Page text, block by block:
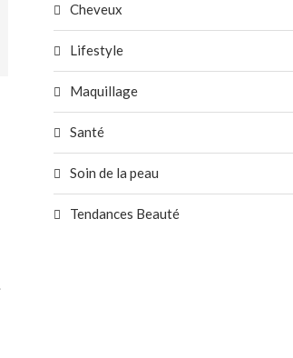
Cheveux
Lifestyle
Maquillage
Santé
Soin de la peau
Tendances Beauté